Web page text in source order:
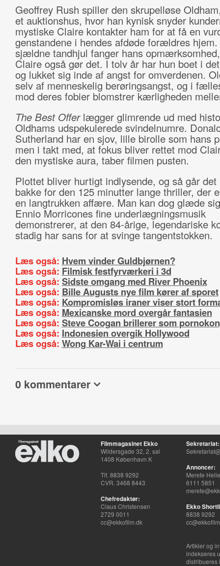
Geoffrey Rush spiller den skrupelløse
et auktionshus, hvor han kynisk snyder
mystiske Claire kontakter ham for at få en
genstandene i hendes afdøde forældres
sjældne tandhjul fanger hans
Claire også gør det. I tolv år har hun boet i
og lukket sig inde af angst for omverdenen.
selv af menneskelig berøringsangst, og i
mod deres fobier blomstrer kærligheden
The Best Offer lægger glimrende ud med
Oldhams udspekulerede svindelnumre.
Sutherland har en sjov, lille birolle som hans
men i takt med, at fokus bliver rettet mod
den mystiske aura, taber filmen pusten.
Plottet bliver hurtigt indlysende, og så går det
bakke for den 125 minutter lange thriller, der
en langtrukken affære. Man kan dog glæde
Ennio Morricones fine underlægningsmusik
demonstrerer, at den 84-årige, legendariske
stadig har sans for at svinge tangentstokken.
Læs også: Hvem vinder Guldbjørnen?
Læs også: Filmisk festfyrværkeri i 3d
Læs også: Sidste omgang med River Phoenix
Læs også: Bille Augusts nye film kører af sporet
Læs også: Kompromisløs iraner viser stort
Læs også: Mexicanske mord overgår fantasien
Læs også: Steve Coogan brillerer som
Læs også: Indonesien overgik Hollywood
Læs også: Wong Kar-Wai i centrum
0 kommentarer
Filmmagasinet Ekko
Wildersgade 32, 2. sal
1408 København K
Tlf. 8838 9292
CVR. 3468 8443
Chefredaktør:
Claus Christensen
2729 0011
cc@ekkofilm.dk
Sekretariat:
Annoncer:
Merete
6111 5851
Ekko
8838 9292
Artikler og
indekseres
distribueres